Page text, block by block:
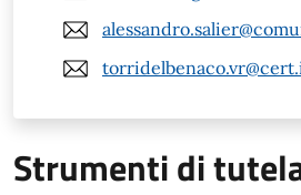
Strumenti di